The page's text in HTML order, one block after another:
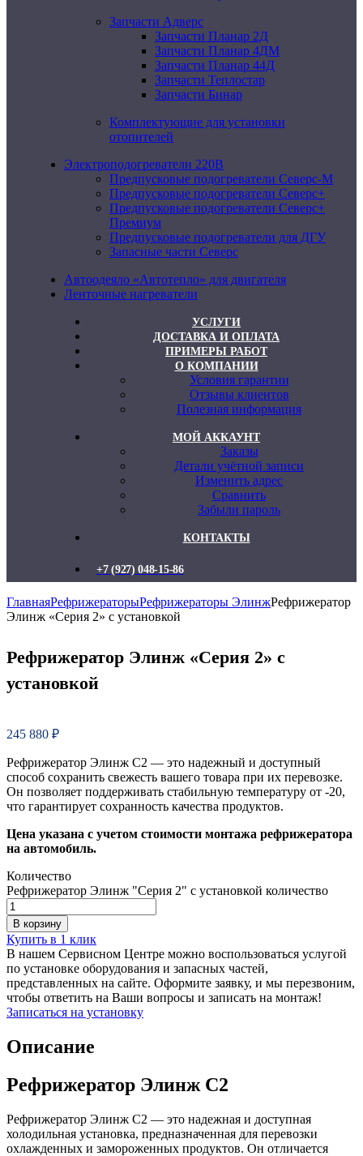
Запчасти Адверс
Запчасти Планар 2Д
Запчасти Планар 4ДМ
Запчасти Планар 44Д
Запчасти Теплостар
Запчасти Бинар
Комплектующие для установки
отопителей
Электроподогреватели 220В
Предпусковые подогреватели Северс-М
Предпусковые подогреватели Северс+
Предпусковые подогреватели Северс+
Премиум
Предпусковые подогреватели для ДГУ
Запасные части Северс
Автоодеяло «Автотепло» для двигателя
Ленточные нагреватели
УСЛУГИ
ДОСТАВКА И ОПЛАТА
ПРИМЕРЫ РАБОТ
О КОМПАНИИ
Условия гарантии
Отзывы клиентов
Полезная информация
МОЙ АККАУНТ
Заказы
Детали учётной записи
Изменить адрес
Сравнить
Забыли пароль
КОНТАКТЫ
+7 (927) 048-15-86
ГлавнаяРефрижераторыРефрижераторы ЭлинжРефрижератор
Элинж «Серия 2» с установкой
Рефрижератор Элинж «Серия 2» с
установкой
245 880 ₽
Рефрижератор Элинж С2 — это надежный и доступный
способ сохранить свежесть вашего товара при их перевозке.
Он позволяет поддерживать стабильную температуру от -20,
что гарантирует сохранность качества продуктов.
Цена указана с учетом стоимости монтажа рефрижератора
на автомобиль.
Количество
Рефрижератор Элинж "Серия 2" с установкой количество
В корзину
Купить в 1 клик
В нашем Сервисном Центре можно воспользоваться услугой
по установке оборудования и запасных частей,
представленных на сайте. Оформите заявку, и мы перезвоним,
чтобы ответить на Ваши вопросы и записать на монтаж!
Записаться на установку
Описание
Рефрижератор Элинж С2
Рефрижератор Элинж С2 — это надежная и доступная
холодильная установка, предназначенная для перевозки
охлажденных и замороженных продуктов. Он отличается